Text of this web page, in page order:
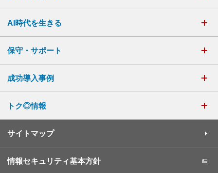
AI時代を生きる
保守・サポート
成功導入事例
トク◎情報
サイトマップ
情報セキュリティ基本方針